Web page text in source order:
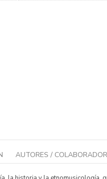
AUTORES /